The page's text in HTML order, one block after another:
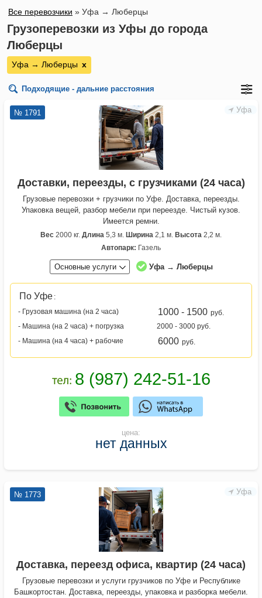
Все перевозчики » Уфа → Люберцы
Грузоперевозки из Уфы до города
Люберцы
Уфа → Люберцы х
Подходящие - дальние расстояния
Уфа
№ 1791
Доставки, переезды, с грузчиками (24 часа)
Грузовые перевозки + грузчики по Уфе. Доставка, переезды.
Упаковка вещей, разбор мебели при переезде. Чистый кузов.
Имеется ремни.
Вес 2000 кг. Длина 5,3 м. Ширина 2,1 м. Высота 2,2 м.
Автопарк: Газель
Основные услуги Уфа → Люберцы
По Уфе :
- Грузовая машина (на 2 часа)
1000 - 1500 руб.
- Машина (на 2 часа) + погрузка
2000 - 3000 руб.
- Машина (на 4 часа) + рабочие
6000 руб.
цена:
нет данных
Уфа
№ 1773
Доставка, переезд офиса, квартир (24 часа)
Грузовые перевозки и услуги грузчиков по Уфе и Республике
Башкортостан. Доставка, переезды, упаковка и разборка мебели.